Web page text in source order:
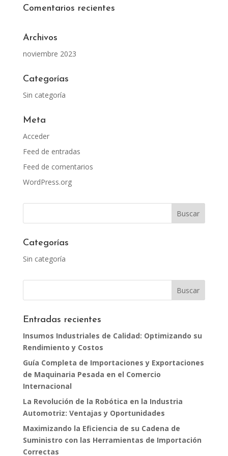
Comentarios recientes
Archivos
noviembre 2023
Categorías
Sin categoría
Meta
Acceder
Feed de entradas
Feed de comentarios
WordPress.org
Categorías
Sin categoría
Entradas recientes
Insumos Industriales de Calidad: Optimizando su
Rendimiento y Costos
Guía Completa de Importaciones y Exportaciones
de Maquinaria Pesada en el Comercio
Internacional
La Revolución de la Robótica en la Industria
Automotriz: Ventajas y Oportunidades
Maximizando la Eficiencia de su Cadena de
Suministro con las Herramientas de Importación
Correctas